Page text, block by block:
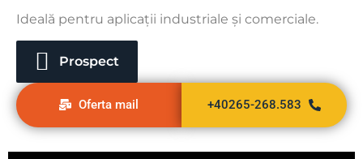
Ideală pentru aplicații industriale și comerciale.
Prospect
Oferta mail +40265-268.583